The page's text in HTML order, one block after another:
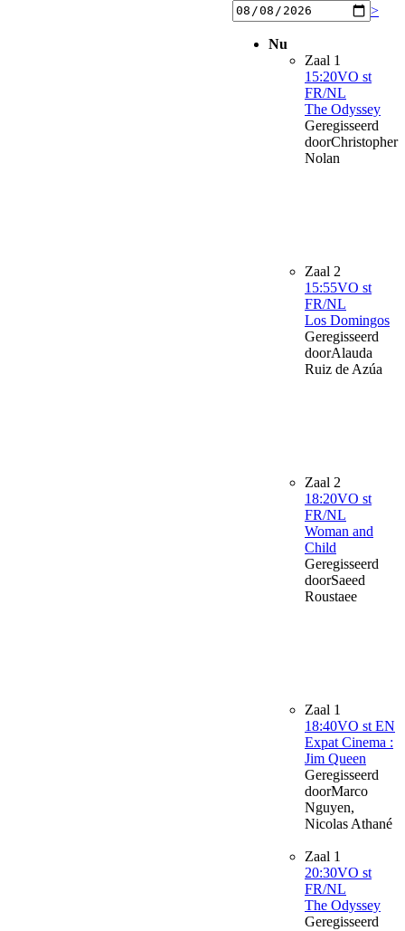
>
Nu
Zaal 1
15:20VO st
FR/NL
The Odyssey
Geregisseerd
doorChristopher
Nolan
Zaal 2
15:55VO st
FR/NL
Los Domingos
Geregisseerd
doorAlauda
Ruiz de Azúa
Zaal 2
18:20VO st
FR/NL
Woman and
Child
Geregisseerd
doorSaeed
Roustaee
Zaal 1
18:40VO st EN
Expat Cinema :
Jim Queen
Geregisseerd
doorMarco
Nguyen,
Nicolas Athané
Zaal 1
20:30VO st
FR/NL
The Odyssey
Geregisseerd